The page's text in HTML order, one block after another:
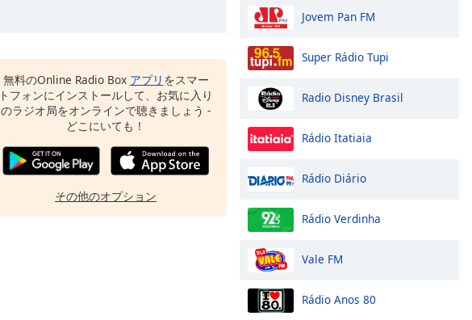
無料のOnline Radio Box アプリ をスマー
トフォンにインストールして、お気に入り
のラジオ局をオンラインで聴きましょう -
どこにいても！
その他のオプション
Jovem Pan FM
Super Rádio Tupi
Radio Disney Brasil
Rádio Itatiaia
Rádio Diário
Rádio Verdinha
Vale FM
Rádio Anos 80